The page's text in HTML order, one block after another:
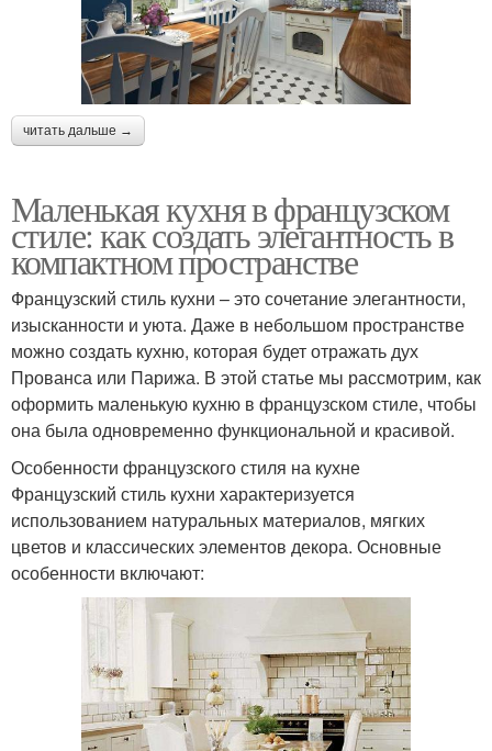
читать дальше →
Маленькая кухня в французском
стиле: как создать элегантность в
компактном пространстве
Французский стиль кухни – это сочетание элегантности,
изысканности и уюта. Даже в небольшом пространстве
можно создать кухню, которая будет отражать дух
Прованса или Парижа. В этой статье мы рассмотрим, как
оформить маленькую кухню в французском стиле, чтобы
она была одновременно функциональной и красивой.
Особенности французского стиля на кухне
Французский стиль кухни характеризуется
использованием натуральных материалов, мягких
цветов и классических элементов декора. Основные
особенности включают: